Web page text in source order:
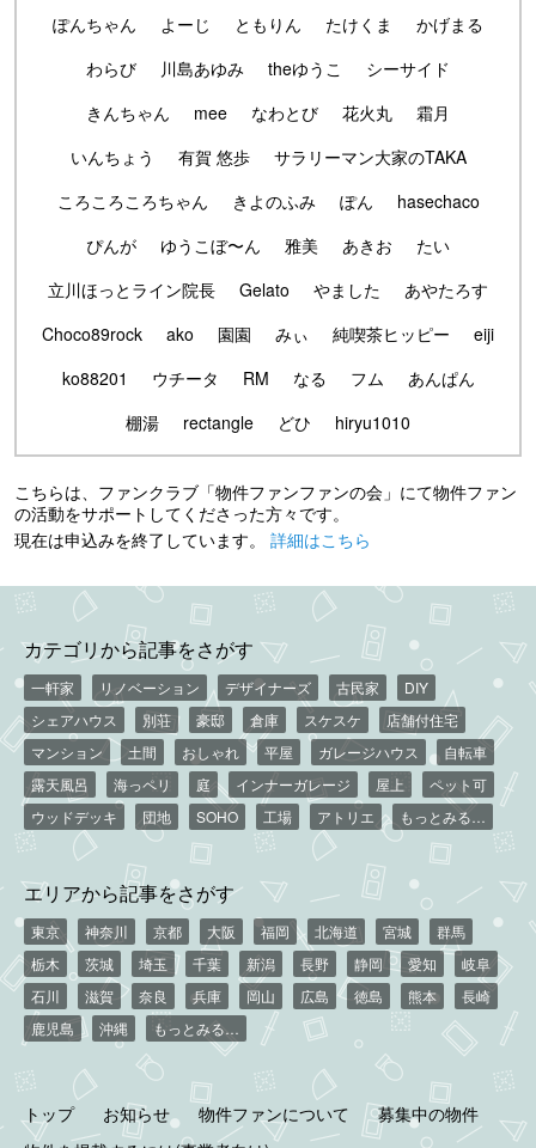
ぽんちゃん
よーじ ともりん たけくま
かげまる
わらび
川島あゆみ theゆうこ
シーサイド
きんちゃん
mee なわとび 花火丸
霜月
いんちょう
有賀 悠歩
サラリーマン大家のTAKA
ころころころちゃん
きよのふみ ぽん
hasechaco
ぴんが
ゆうこぼ〜ん 雅美 あきお
たい
立川ほっとライン院長
Gelato やました
あやたろす
Choco89rock
ako 園園 みぃ 純喫茶ヒッピー
eiji
ko88201
ウチータ RM なる フム
あんぱん
棚湯
rectangle どひ hiryu1010
こちらは、ファンクラブ「物件ファンファンの会」にて物件ファン
の活動をサポートしてくださった方々です。
現在は申込みを終了しています。 詳細はこちら
カテゴリから記事をさがす
一軒家 リノベーション デザイナーズ 古民家
DIY
シェアハウス
別荘 豪邸 倉庫 スケスケ
店舗付住宅
マンション
土間 おしゃれ 平屋 ガレージハウス
自転車
露天風呂
海っペリ 庭 インナーガレージ 屋上
ペット可
ウッドデッキ
団地 SOHO 工場 アトリエ もっとみる…
エリアから記事をさがす
東京 神奈川 京都 大阪 福岡 北海道 宮城
群馬
栃木
茨城 埼玉 千葉 新潟 長野 静岡 愛知
岐阜
石川
滋賀 奈良 兵庫 岡山 広島 徳島 熊本
長崎
鹿児島
沖縄 もっとみる…
トップ お知らせ 物件ファンについて
募集中の物件